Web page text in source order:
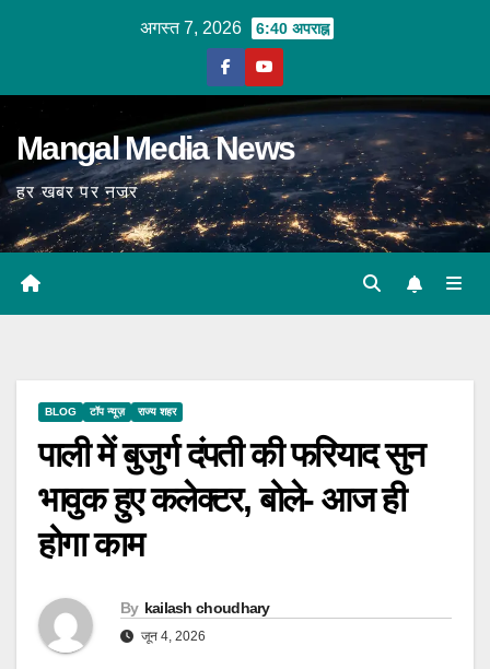
अगस्त 7, 2026 6:40 अपराह्न
Mangal Media News
हर खबर पर नजर
BLOG टॉप न्यूज़ राज्य शहर
पाली में बुजुर्ग दंपती की फरियाद सुन
भावुक हुए कलेक्टर, बोले- आज ही
होगा काम
By kailash choudhary
जून 4, 2026